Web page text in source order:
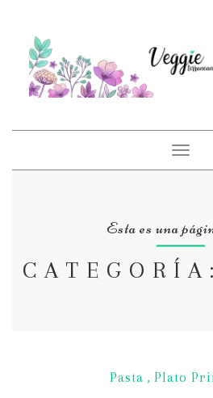
Toggle
Esta es una
Pasta , Plato